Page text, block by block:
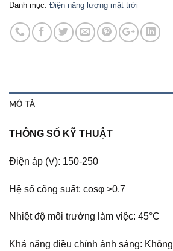
Danh mục: Điện năng lượng mặt trời
MÔ TẢ
THÔNG SỐ KỸ THUẬT
Điện áp (V): 150-250
Hệ số công suất: cosφ >0.7
Nhiệt độ môi trường làm việc: 45°C
Khả năng điều chỉnh ánh sáng: Không